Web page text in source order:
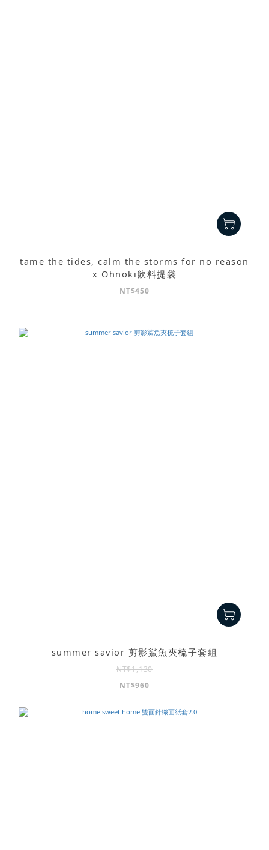
tame the tides, calm the storms for no reason
x Ohnoki飲料提袋
NT$450
summer savior 剪影鯊魚夾梳子套組
NT$1,130
NT$960